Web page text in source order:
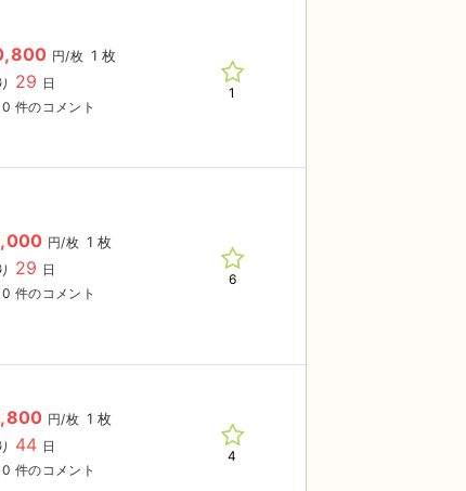
円/枚 1 枚
29 日
0 件のコメント
1
円/枚 1 枚
29 日
0 件のコメント
6
円/枚 1 枚
44 日
0 件のコメント
4